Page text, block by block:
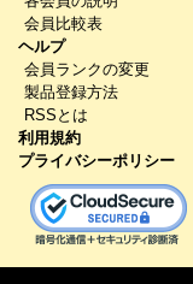
会員比較表
ヘルプ
会員ランクの変更
製品登録方法
RSSとは
利用規約
プライバシーポリシー